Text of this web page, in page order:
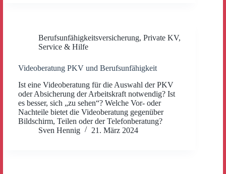
Berufsunfähigkeitsversicherung, Private KV,
Service & Hilfe
Videoberatung PKV und Berufsunfähigkeit
Ist eine Videoberatung für die Auswahl der PKV
oder Absicherung der Arbeitskraft notwendig? Ist
es besser, sich „zu sehen“? Welche Vor- oder
Nachteile bietet die Videoberatung gegenüber
Bildschirm, Teilen oder der Telefonberatung?
Sven Hennig
21. März 2024